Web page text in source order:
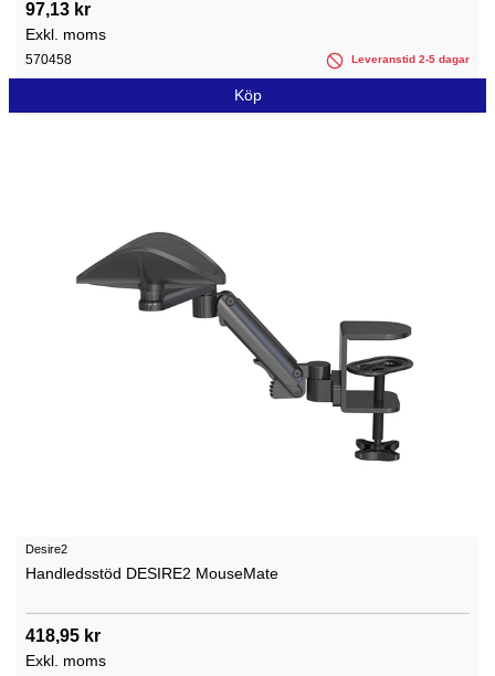
97,13 kr
Exkl. moms
570458 Leveranstid 2-5 dagar
Köp
Desire2
Handledsstöd DESIRE2 MouseMate
418,95 kr
Exkl. moms